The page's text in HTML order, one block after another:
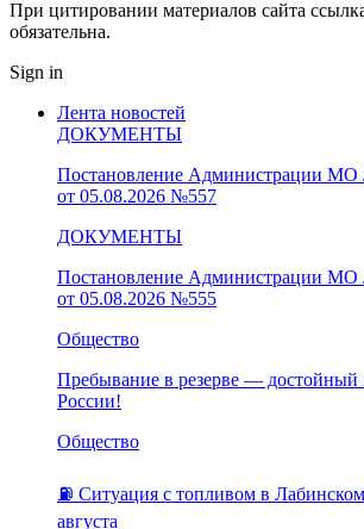
При цитировании материалов сайта
обязательна.
Sign in
Лента новостей
ДОКУМЕНТЫ
Постановление Администрации МО
от 05.08.2026 №557
ДОКУМЕНТЫ
Постановление Администрации МО
от 05.08.2026 №555
Общество
Пребывание в резерве — достойный
России!
Общество
⛽️ Ситуация с топливом в
августа